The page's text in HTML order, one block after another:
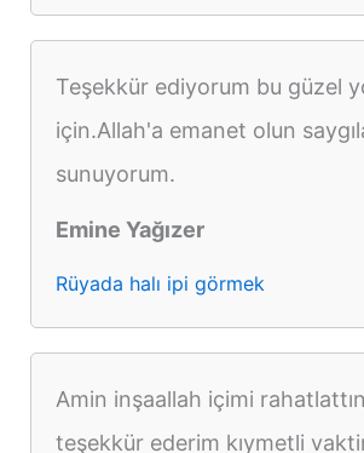
Teşekkür ediyorum bu güzel
için.Allah'a emanet olun
sunuyorum.
Emine Yağızer
Rüyada halı ipi görmek
Amin inşaallah içimi
teşekkür ederim kıymetli